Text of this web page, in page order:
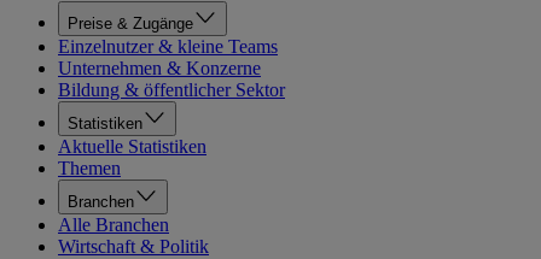
Preise & Zugänge
Einzelnutzer & kleine Teams
Unternehmen & Konzerne
Bildung & öffentlicher Sektor
Statistiken
Aktuelle Statistiken
Themen
Branchen
Alle Branchen
Wirtschaft & Politik